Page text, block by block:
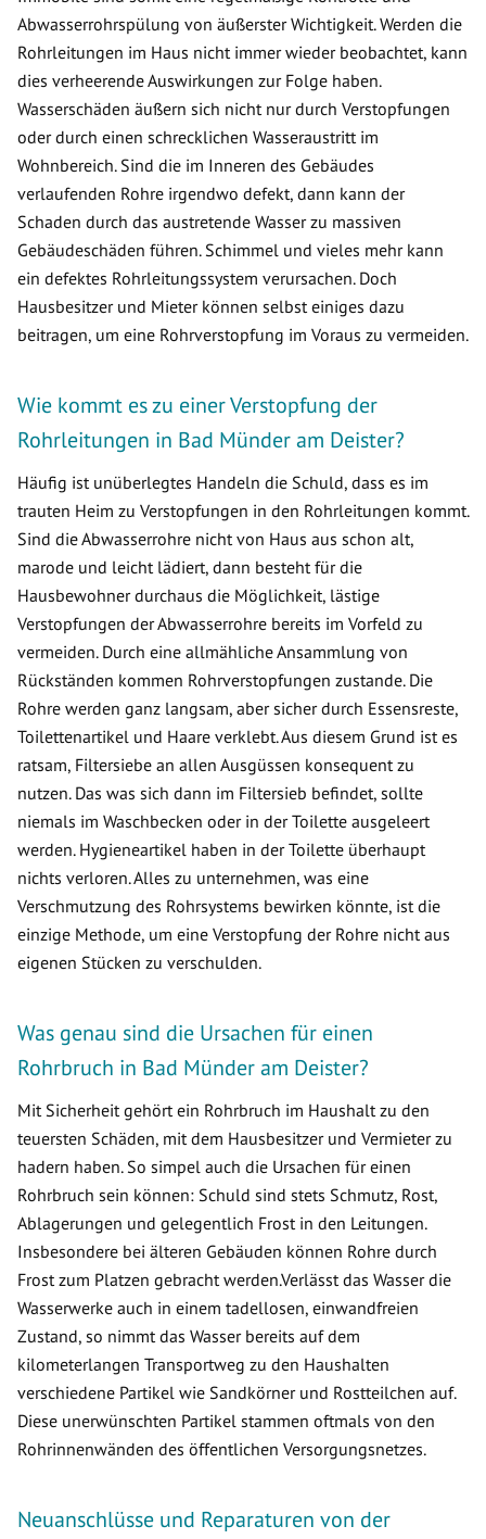
Abwasserrohrspülung von äußerster Wichtigkeit. Werden die
Rohrleitungen im Haus nicht immer wieder beobachtet, kann
dies verheerende Auswirkungen zur Folge haben.
Wasserschäden äußern sich nicht nur durch Verstopfungen
oder durch einen schrecklichen Wasseraustritt im
Wohnbereich. Sind die im Inneren des Gebäudes
verlaufenden Rohre irgendwo defekt, dann kann der
Schaden durch das austretende Wasser zu massiven
Gebäudeschäden führen. Schimmel und vieles mehr kann
ein defektes Rohrleitungssystem verursachen. Doch
Hausbesitzer und Mieter können selbst einiges dazu
beitragen, um eine Rohrverstopfung im Voraus zu vermeiden.
Wie kommt es zu einer Verstopfung der
Rohrleitungen in Bad Münder am Deister?
Häufig ist unüberlegtes Handeln die Schuld, dass es im
trauten Heim zu Verstopfungen in den Rohrleitungen kommt.
Sind die Abwasserrohre nicht von Haus aus schon alt,
marode und leicht lädiert, dann besteht für die
Hausbewohner durchaus die Möglichkeit, lästige
Verstopfungen der Abwasserrohre bereits im Vorfeld zu
vermeiden. Durch eine allmähliche Ansammlung von
Rückständen kommen Rohrverstopfungen zustande. Die
Rohre werden ganz langsam, aber sicher durch Essensreste,
Toilettenartikel und Haare verklebt. Aus diesem Grund ist es
ratsam, Filtersiebe an allen Ausgüssen konsequent zu
nutzen. Das was sich dann im Filtersieb befindet, sollte
niemals im Waschbecken oder in der Toilette ausgeleert
werden. Hygieneartikel haben in der Toilette überhaupt
nichts verloren. Alles zu unternehmen, was eine
Verschmutzung des Rohrsystems bewirken könnte, ist die
einzige Methode, um eine Verstopfung der Rohre nicht aus
eigenen Stücken zu verschulden.
Was genau sind die Ursachen für einen
Rohrbruch in Bad Münder am Deister?
Mit Sicherheit gehört ein Rohrbruch im Haushalt zu den
teuersten Schäden, mit dem Hausbesitzer und Vermieter zu
hadern haben. So simpel auch die Ursachen für einen
Rohrbruch sein können: Schuld sind stets Schmutz, Rost,
Ablagerungen und gelegentlich Frost in den Leitungen.
Insbesondere bei älteren Gebäuden können Rohre durch
Frost zum Platzen gebracht werden.Verlässt das Wasser die
Wasserwerke auch in einem tadellosen, einwandfreien
Zustand, so nimmt das Wasser bereits auf dem
kilometerlangen Transportweg zu den Haushalten
verschiedene Partikel wie Sandkörner und Rostteilchen auf.
Diese unerwünschten Partikel stammen oftmals von den
Rohrinnenwänden des öffentlichen Versorgungsnetzes.
Neuanschlüsse und Reparaturen von der